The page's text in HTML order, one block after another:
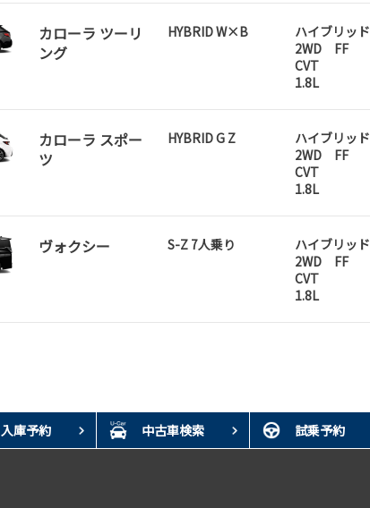
カローラ ツーリ
ング
HYBRID W×B
ハイブリッド
2WD FF
CVT
1.8L
カローラ スポー
ツ
HYBRID G Z
ハイブリッド
2WD FF
CVT
1.8L
ヴォクシー S-Z 7人乗り
ハイブリッド
2WD FF
CVT
1.8L
入庫予約 中古車検索 試乗予約